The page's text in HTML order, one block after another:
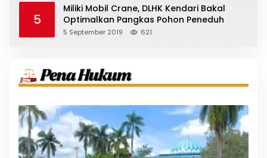
5
Miliki Mobil Crane, DLHK Kendari Bakal
Optimalkan Pangkas Pohon Peneduh
5 September 2019 621